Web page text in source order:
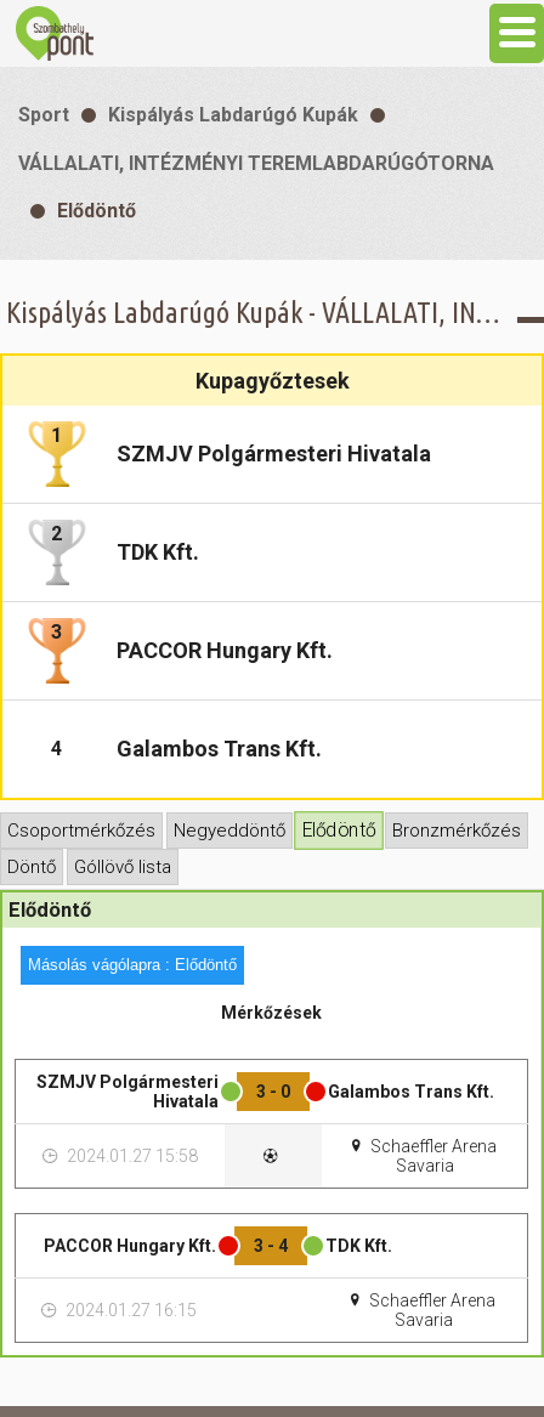
Programok
Gasztronómia
Sport
Szabadidő
Hasznos
Sport Kispályás Labdarúgó Kupák
VÁLLALATI, INTÉZMÉNYI TEREMLABDARÚGÓTORNA
Elődöntő
Kispályás Labdarúgó Kupák - VÁLLALATI, INTÉZMÉNYI TEREMLABDARÚGÓTORNA - Elődöntő
Kupagyőztesek
1
SZMJV Polgármesteri Hivatala
2
TDK Kft.
3
PACCOR Hungary Kft.
4 Galambos Trans Kft.
Csoportmérkőzés Negyeddöntő Elődöntő
Bronzmérkőzés
Döntő
Góllövő lista
Elődöntő
Másolás vágólapra : Elődöntő
Mérkőzések
SZMJV Polgármesteri
Hivatala
3 - 0 Galambos Trans Kft.
2024.01.27 15:58
Schaeffler Arena
Savaria
PACCOR Hungary Kft. 3 - 4 TDK Kft.
2024.01.27 16:15
Schaeffler Arena
Savaria